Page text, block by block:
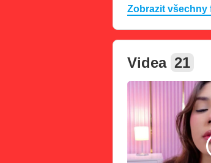
Zobrazit všechny
Videa 21